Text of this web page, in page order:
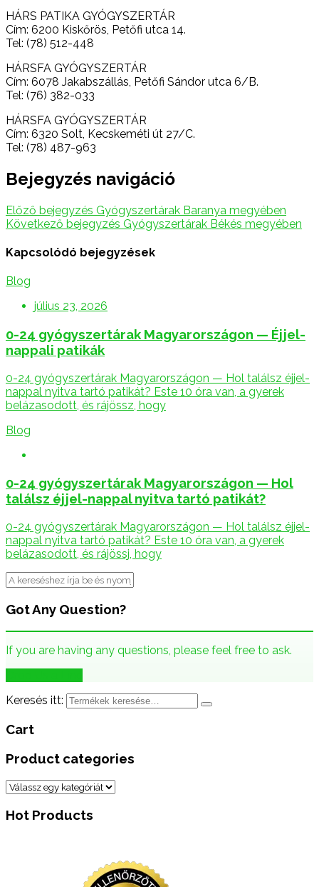
HÁRS PATIKA GYÓGYSZERTÁR
Cím: 6200 Kiskőrös, Petőfi utca 14.
Tel: (78) 512-448
HÁRSFA GYÓGYSZERTÁR
Cím: 6078 Jakabszállás, Petőfi Sándor utca 6/B.
Tel: (76) 382-033
HÁRSFA GYÓGYSZERTÁR
Cím: 6320 Solt, Kecskeméti út 27/C.
Tel: (78) 487-963
Bejegyzés navigáció
Előző bejegyzés Gyógyszertárak Baranya megyében
Következő bejegyzés Gyógyszertárak Békés megyében
Kapcsolódó bejegyzések
Blog
július 23, 2026
0-24 gyógyszertárak Magyarországon — Éjjel-
nappali patikák
0-24 gyógyszertárak Magyarországon — Hol találsz éjjel-
nappal nyitva tartó patikát? Este 10 óra van, a gyerek
belázasodott, és rájössz, hogy
Blog
0-24 gyógyszertárak Magyarországon — Hol
találsz éjjel-nappal nyitva tartó patikát?
0-24 gyógyszertárak Magyarországon — Hol találsz éjjel-
nappal nyitva tartó patikát? Este 10 óra van, a gyerek
belázasodott, és rájössj, hogy
Got Any Question?
If you are having any questions, please feel free to ask.
Keresés itt:
Cart
Product categories
Hot Products